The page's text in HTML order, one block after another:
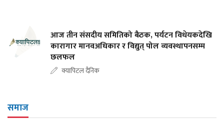
आज तीन संसदीय समितिको बैठक, पर्यटन विधेयकदेखि
कारागार मानवअधिकार र विद्युत् पोल व्यवस्थापनसम्म
छलफल
क्यापिटल दैनिक
समाज